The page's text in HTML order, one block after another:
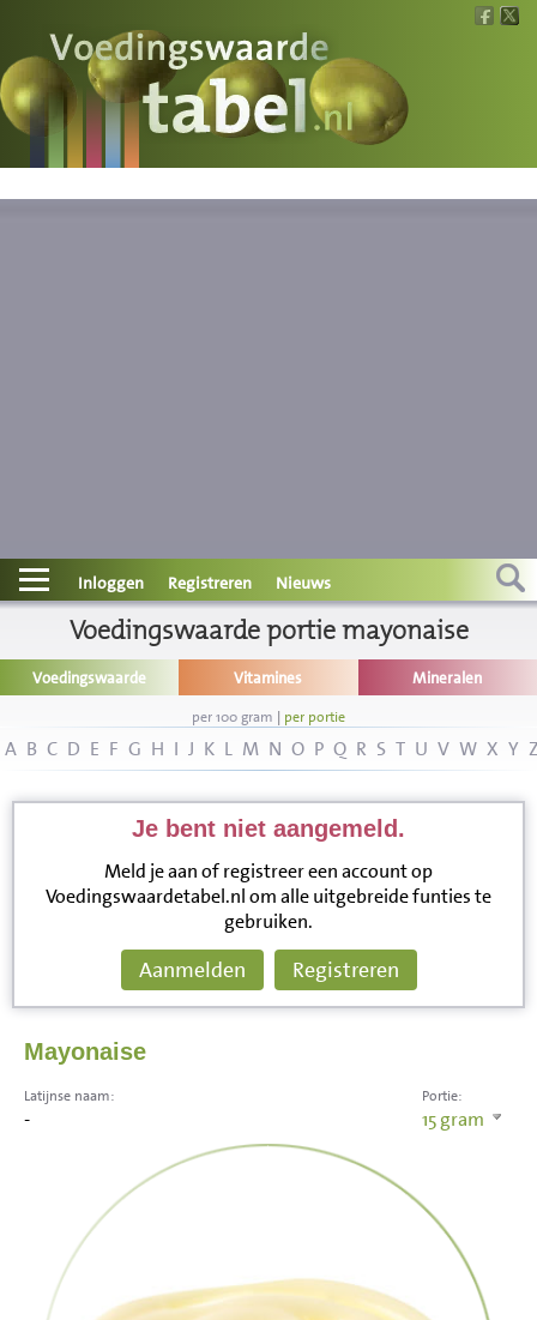
Voedingswaarde
Wat is wat?
Contact
Informatie
Disclaimer
Inloggen Registreren Nieuws
Voedingswaarde portie mayonaise
Voedingswaarde Vitamines Mineralen
per 100 gram | per portie
A B C D E F G H I J K L M N O P Q R S T U V W X Y
Je bent niet aangemeld.
Meld je aan of registreer een account op
Voedingswaardetabel.nl om alle uitgebreide funties te
gebruiken.
Aanmelden Registreren
Mayonaise
Portie:
15gram
Latijnse naam:
-